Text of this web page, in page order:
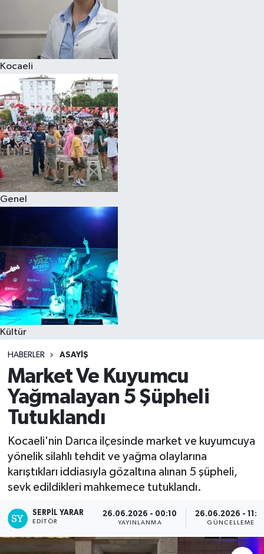
Kocaeli
Genel
Kültür
HABERLER ASAYIŞ
Market Ve Kuyumcu
Yağmalayan 5 Şüpheli
Tutuklandı
Kocaeli'nin Darıca ilçesinde market ve kuyumcuya
yönelik silahlı tehdit ve yağma olaylarına
karıştıkları iddiasıyla gözaltına alınan 5 şüpheli,
sevk edildikleri mahkemece tutuklandı.
SERPİL YARAR
EDITÖR
26.06.2026 - 00:10
YAYINLANMA
26.06.2026 -
GÜNCELLEME